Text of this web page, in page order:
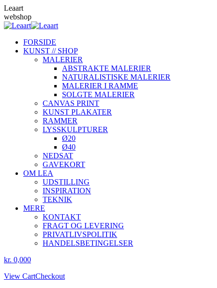
Skip
to
content
Leaart
webshop
FORSIDE
KUNST // SHOP
MALERIER
ABSTRAKTE MALERIER
NATURALISTISKE MALERIER
MALERIER I RAMME
SOLGTE MALERIER
CANVAS PRINT
KUNST PLAKATER
RAMMER
LYSSKULPTURER
Ø20
Ø40
NEDSAT
GAVEKORT
OM LEA
UDSTILLING
INSPIRATION
TEKNIK
MERE
KONTAKT
FRAGT OG LEVERING
PRIVATLIVSPOLITIK
HANDELSBETINGELSER
kr. 0,000
View CartCheckout